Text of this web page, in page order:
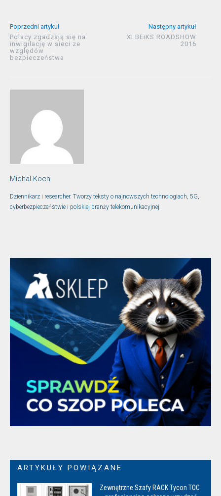
Poprzedni artykuł
Polacy zgadzają się na
inwigilację w sieci ze
względów
bezpieczeństwa
Następny artykuł
XI BEiKS ROADSHOW
2016
Michal.Koch
Dziennikarz i researcher. Tworzy teksty o najnowszych technologiach, 5G,
cyberbezpieczeństwie i polskiej branży telekomunikacyjnej.
ARTYKUŁY POWIĄZANE
Zewnętrzne Szafy RACK Tycon TOC